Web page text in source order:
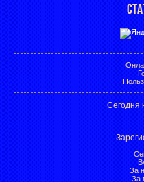
Сегодня
За
За